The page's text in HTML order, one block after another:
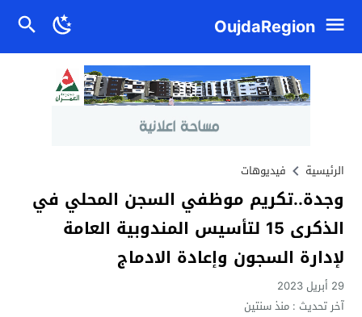
OujdaRegion
الرئيسية فيديوهات
وجدة..تكريم موظفي السجن المحلي في
الذكرى 15 لتأسيس المندوبية العامة
لإدارة السجون وإعادة الادماج
29 أبريل 2023
آخر تحديث :منذ سنتين